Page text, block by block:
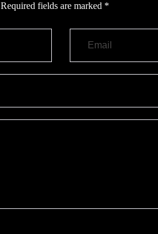
Required fields are marked *